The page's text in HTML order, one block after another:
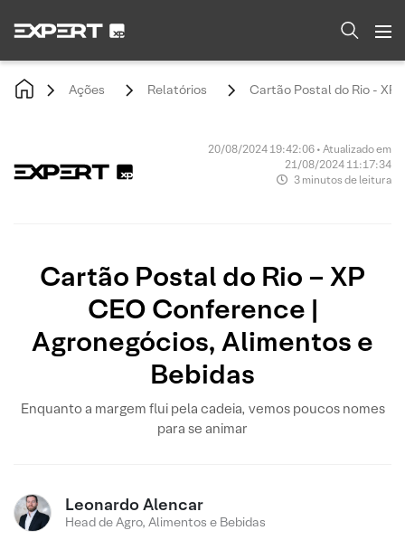
Ações Relatórios Cartão Postal do Rio - XP
20/08/2024 19:42:06 • Atualizado em
21/08/2024 11:17:34
3 minutos de leitura
Cartão Postal do Rio – XP
CEO Conference |
Agronegócios, Alimentos e
Bebidas
Enquanto a margem flui pela cadeia, vemos poucos nomes
para se animar
Leonardo Alencar
Head de Agro, Alimentos e Bebidas